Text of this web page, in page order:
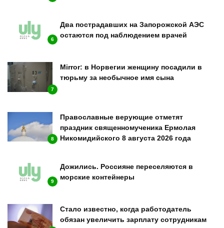
6
Два пострадавших на Запорожской АЭС
остаются под наблюдением врачей
7
Mirror: в Норвегии женщину посадили в
тюрьму за необычное имя сына
8
Православные верующие отметят
праздник священномученика Ермолая
Никомидийского 8 августа 2026 года
9
Дожились. Россияне переселяются в
морские контейнеры
Стало известно, когда работодатель
обязан увеличить зарплату сотрудникам